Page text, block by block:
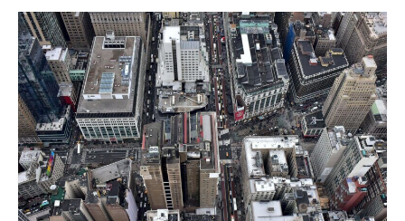
Taotlemine
Eesti
Hrvatski(Croatian)
Čeština(Czech)
Dansk(Danish)
Nederlands(Dutch)